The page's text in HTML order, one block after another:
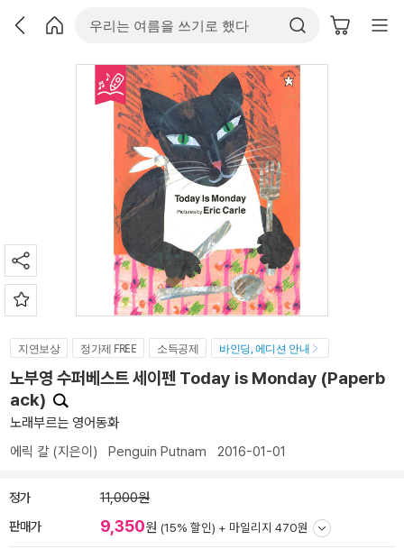
지연보상 정가제 FREE 소득공제 바인딩, 에디션 안내
노부영 수퍼베스트 세이펜 Today is Monday (Paperb
ack)
노래부르는 영어동화
에릭 칼 (지은이) Penguin Putnam 2016-01-01
정가 11,000원
판매가 9,350원 (15% 할인) + 마일리지 470원